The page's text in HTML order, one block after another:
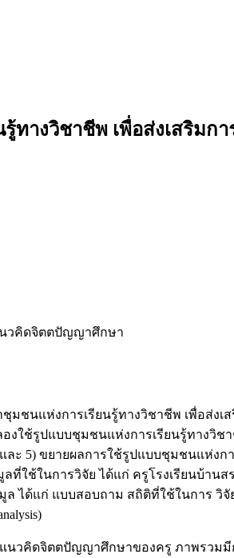
างวิชาชีพ เพื่อส่งเสริม
วคิดจิตตปัญญาศึกษา
มชนแห่งการเรียนรู้ทางวิชาชีพ เพื่อส่
ช้รูปแบบชุมชนแห่งการเรียนรู้ทางวิช
ะ 5) ขยายผลการใช้รูปแบบชุมชนแห่ง
ใช้ในการวิจัย ได้แก่ ครูโรงเรียนบ้า
ด้แก่ แบบสอบถาม สถิติที่ใช้ในการ วิจัย
นวคิดจิตตปัญญาศึกษาของครู ภาพรวม